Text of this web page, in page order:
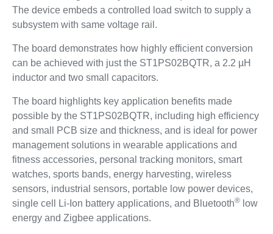
The device embeds a controlled load switch to supply a
subsystem with same voltage rail.
The board demonstrates how highly efficient conversion
can be achieved with just the ST1PS02BQTR, a 2.2 µH
inductor and two small capacitors.
The board highlights key application benefits made
possible by the ST1PS02BQTR, including high efficiency
and small PCB size and thickness, and is ideal for power
management solutions in wearable applications and
fitness accessories, personal tracking monitors, smart
watches, sports bands, energy harvesting, wireless
sensors, industrial sensors, portable low power devices,
single cell Li-Ion battery applications, and Bluetooth®low
energy and Zigbee applications.